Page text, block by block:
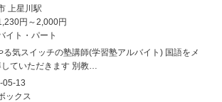
上星川駅
円～2,000円
イト・パート
る気スイッチの塾講師(学習塾アルバイト) 国語をメ
ていただきます 別教…
05-13
ックス